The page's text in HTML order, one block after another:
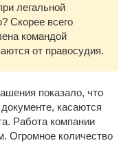
легальной
Скорее всего
командой
от правосудия.
показало, что
касаются
Работа компании
Огромное количество